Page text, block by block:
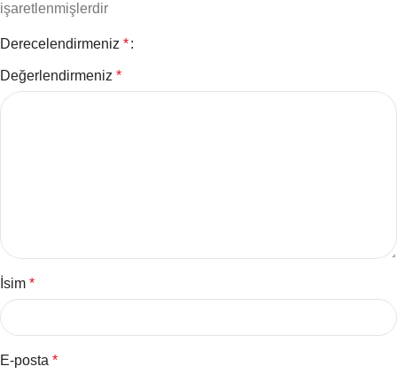
işaretlenmişlerdir
Derecelendirmeniz *
Değerlendirmeniz *
İsim *
E-posta *